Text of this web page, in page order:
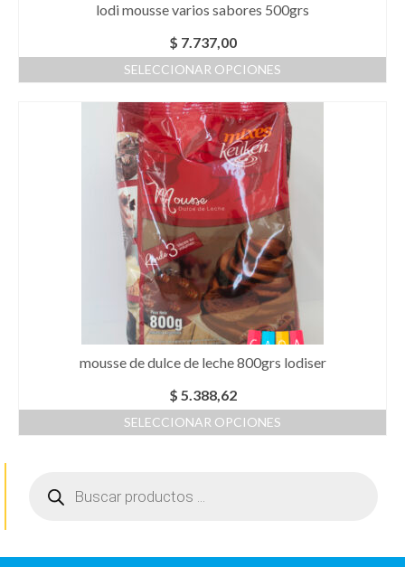
lodi mousse varios sabores 500grs
$ 7.737,00
SELECCIONAR OPCIONES
producto
tiene
múltiples
variantes.
Las
opciones
se
pueden
elegir
en
la
página
de
producto
mousse de dulce de leche 800grs lodiser
$ 5.388,62
SELECCIONAR OPCIONES
productos